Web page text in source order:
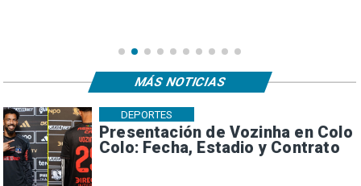
Presentación de Vozinha en Colo
Colo: Fecha, Estadio y Contrato
DEPORTES
MÁS NOTICIAS